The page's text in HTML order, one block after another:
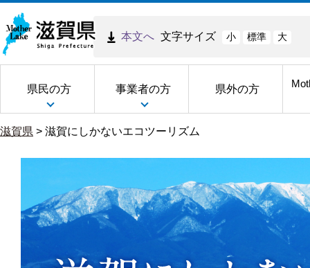
本文へ 文字サイズ 小 標準 大
県民の方 事業者の方 県外の方
滋賀県 > 滋賀にしかないエコツーリズム
賀
に
し